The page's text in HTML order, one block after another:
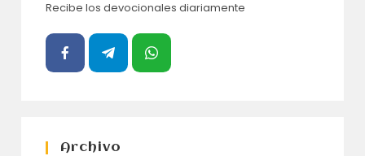
Recibe los devocionales diariamente
Archivo